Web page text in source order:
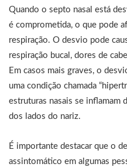
Quando o septo nasal está
é comprometida, o que pode
respiração. O desvio pode
respiração bucal, dores de
Em casos mais graves, o
uma condição chamada
estruturas nasais se inflamam
dos lados do nariz.
É importante destacar que o
assintomático em algumas